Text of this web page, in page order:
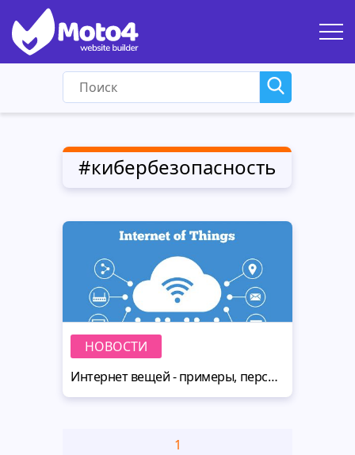
#кибербезопасность
НОВОСТИ
Интернет вещей - примеры, перспективы использования и тренды в 2020
1